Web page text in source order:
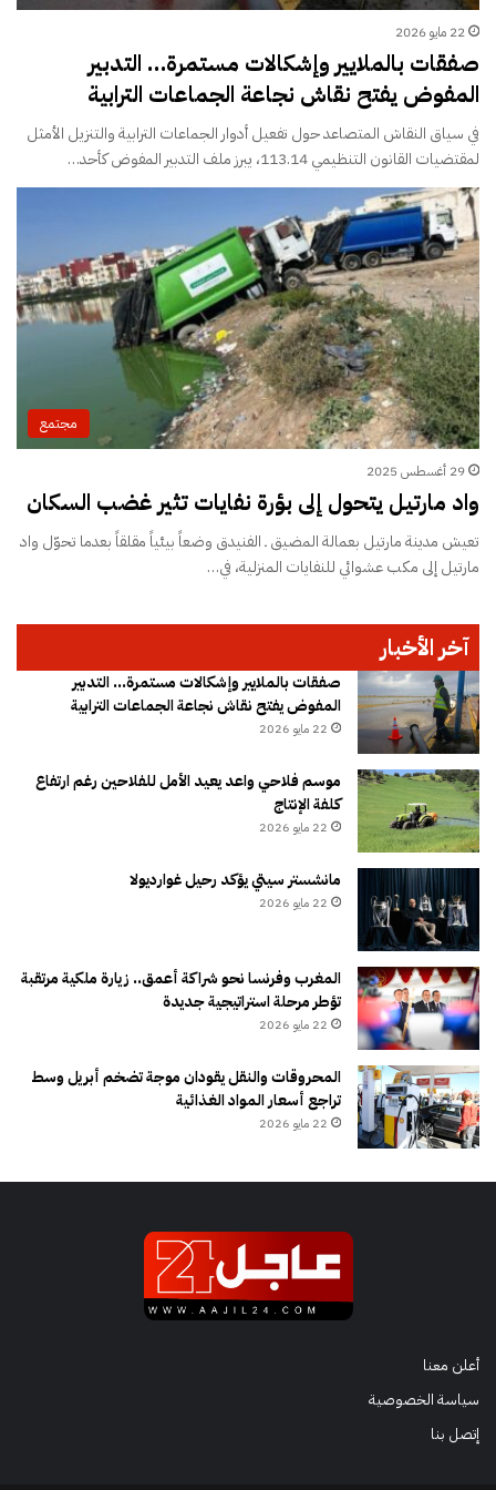
22 مايو 2026
صفقات بالملايير وإشكالات مستمرة… التدبير
المفوض يفتح نقاش نجاعة الجماعات الترابية
في سياق النقاش المتصاعد حول تفعيل أدوار الجماعات الترابية والتنزيل الأمثل
لمقتضيات القانون التنظيمي 113.14، يبرز ملف التدبير المفوض كأحد…
مجتمع
29 أغسطس 2025
واد مارتيل يتحول إلى بؤرة نفايات تثير غضب السكان
تعيش مدينة مارتيل بعمالة المضيق ـ الفنيدق وضعاً بيئياً مقلقاً بعدما تحوّل واد
مارتيل إلى مكب عشوائي للنفايات المنزلية، في…
آخر الأخبار
صفقات بالملايير وإشكالات مستمرة… التدبير
المفوض يفتح نقاش نجاعة الجماعات الترابية
22 مايو 2026
موسم فلاحي واعد يعيد الأمل للفلاحين رغم ارتفاع
كلفة الإنتاج
22 مايو 2026
مانشستر سيتي يؤكد رحيل غوارديولا
22 مايو 2026
المغرب وفرنسا نحو شراكة أعمق.. زيارة ملكية مرتقبة
تؤطر مرحلة استراتيجية جديدة
22 مايو 2026
المحروقات والنقل يقودان موجة تضخم أبريل وسط
تراجع أسعار المواد الغذائية
22 مايو 2026
أعلن معنا
سياسة الخصوصية
إتصل بنا